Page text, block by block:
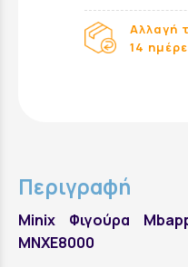
Αλλαγή
14
Περιγραφή
Minix Φιγούρα
MNXE8000